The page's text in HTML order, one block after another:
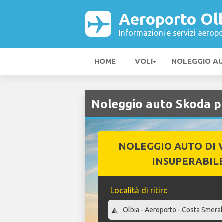
Aeroporto
Informazioni e servizi
HOME VOLI NOLEGGIO
Noleggio auto Skoda
NOLEGGIO AUTO DI
Località di ritiro